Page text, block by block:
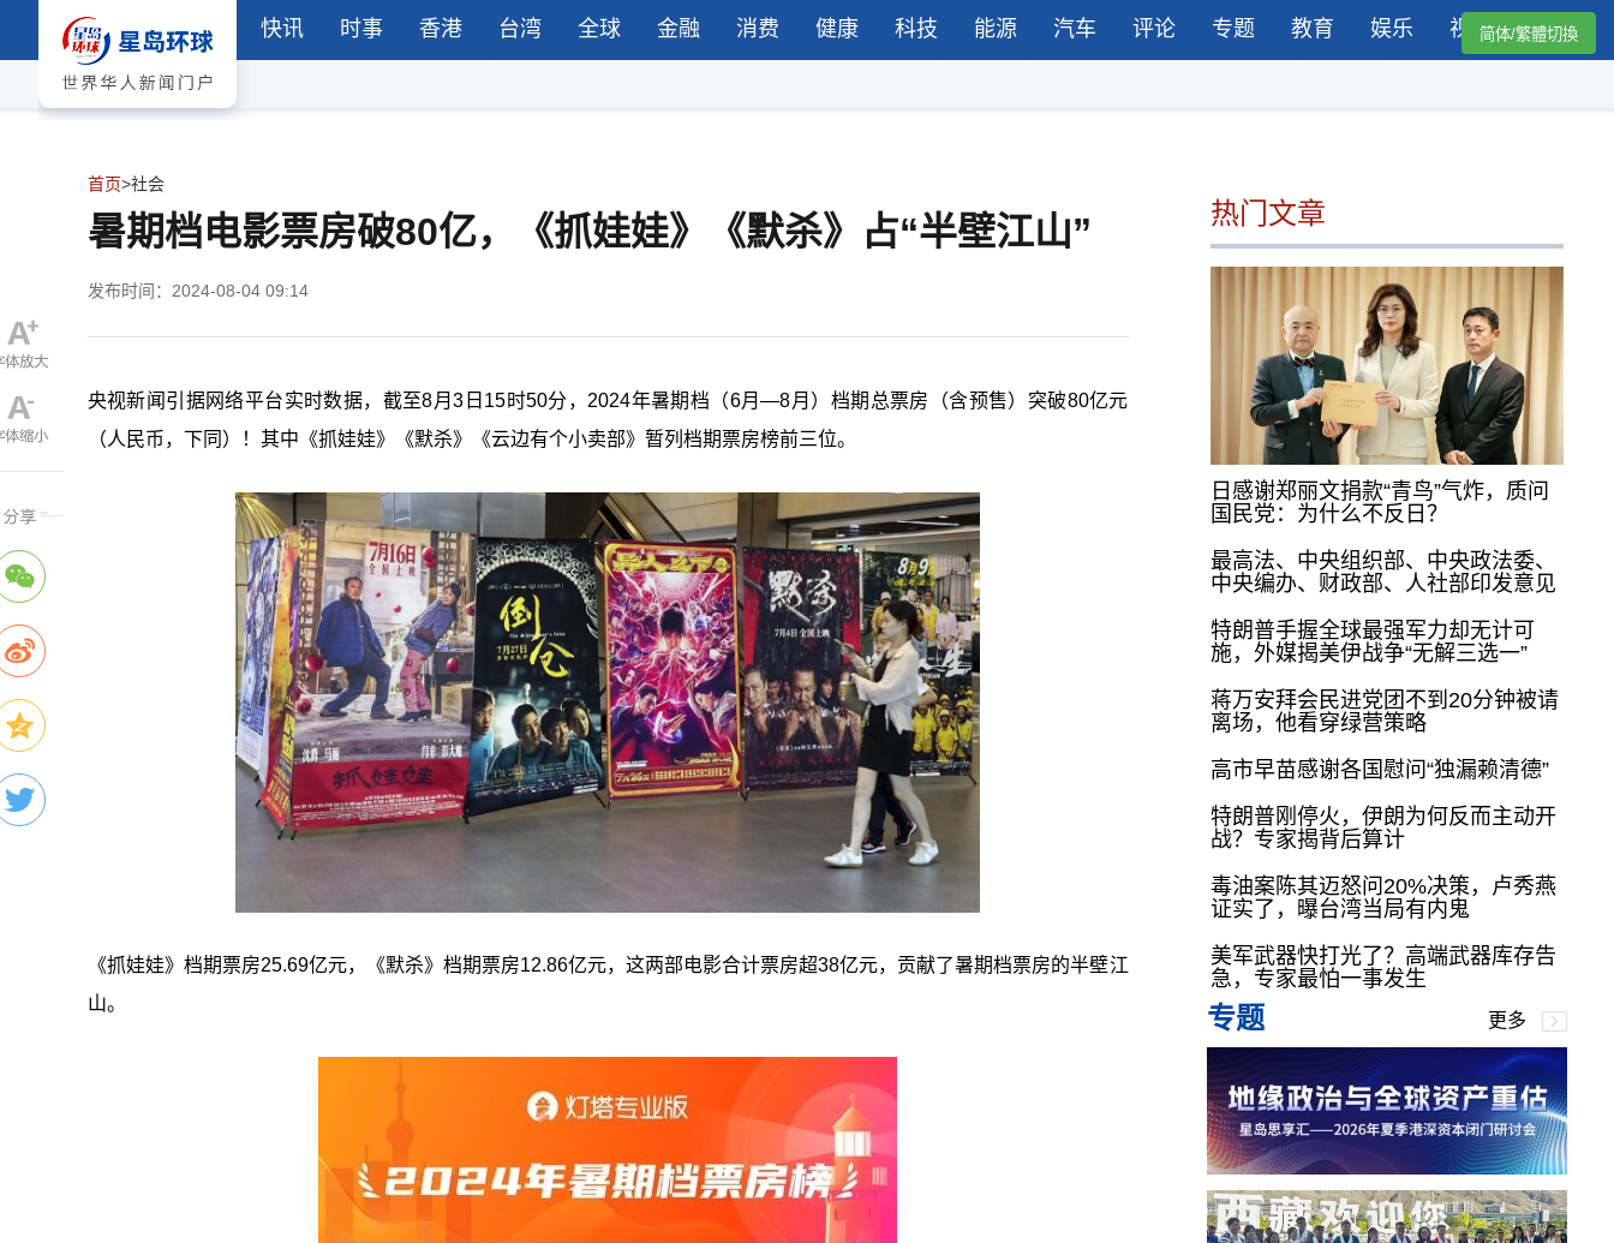
快讯 时事 香港 台湾 全球 金融 消费 健康 科技 能源 汽车 评论 专题 教育 娱乐 视频简体/繁體切換
首页>社会
暑期档电影票房破80亿，《抓娃娃》《默杀》占“半壁江山”
发布时间：2024-08-04 09:14
央视新闻引据网络平台实时数据，截至8月3日15时50分，2024年暑期档（6月—8月）档期总票房（含预售）突破80亿元
（人民币，下同）！其中《抓娃娃》《默杀》《云边有个小卖部》暂列档期票房榜前三位。
《抓娃娃》档期票房25.69亿元，《默杀》档期票房12.86亿元，这两部电影合计票房超38亿元，贡献了暑期档票房的半壁江
山。
热门文章
日感谢郑丽文捐款“青鸟”气炸，质问
国民党：为什么不反日？
最高法、中央组织部、中央政法委、
中央编办、财政部、人社部印发意见
特朗普手握全球最强军力却无计可
施，外媒揭美伊战争“无解三选一”
蒋万安拜会民进党团不到20分钟被请
离场，他看穿绿营策略
高市早苗感谢各国慰问“独漏赖清德”
特朗普刚停火，伊朗为何反而主动开
战？专家揭背后算计
毒油案陈其迈怒问20%决策，卢秀燕
证实了，曝台湾当局有内鬼
美军武器快打光了？高端武器库存告
急，专家最怕一事发生
专题 更多